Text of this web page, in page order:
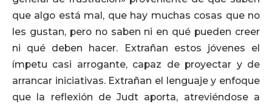
que algo está mal, que hay muchas cosas que no
les gustan, pero no saben ni en qué pueden creer
ni qué deben hacer. Extrañan estos jóvenes el
ímpetu casi arrogante, capaz de proyectar y de
arrancar iniciativas. Extrañan el lenguaje y enfoque
que la reflexión de Judt aporta, atreviéndose a